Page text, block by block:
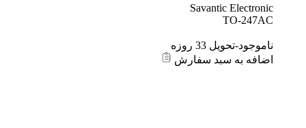
Savantic Electronic
TO-247AC
ناموجود-تحویل 33 روزه
اضافه به سبد سفارش